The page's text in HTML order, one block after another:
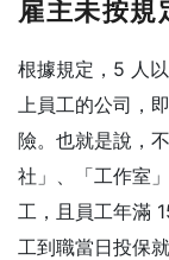
雇主未按
根據規定，5 人
上員工的公司，
險。也就是說，
社」、「工作室
工，且員工年滿
工到職當日投保